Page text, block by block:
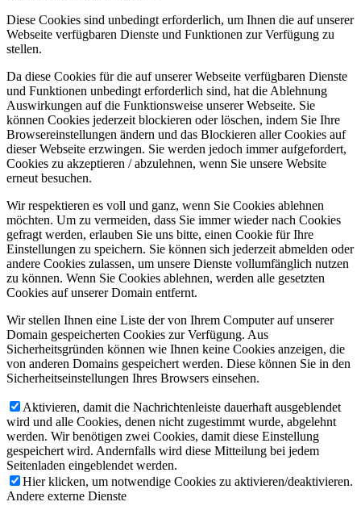
Diese Cookies sind unbedingt erforderlich, um Ihnen die auf unserer
Webseite verfügbaren Dienste und Funktionen zur Verfügung zu
stellen.
Da diese Cookies für die auf unserer Webseite verfügbaren Dienste
und Funktionen unbedingt erforderlich sind, hat die Ablehnung
Auswirkungen auf die Funktionsweise unserer Webseite. Sie
können Cookies jederzeit blockieren oder löschen, indem Sie Ihre
Browsereinstellungen ändern und das Blockieren aller Cookies auf
dieser Webseite erzwingen. Sie werden jedoch immer aufgefordert,
Cookies zu akzeptieren / abzulehnen, wenn Sie unsere Website
erneut besuchen.
Wir respektieren es voll und ganz, wenn Sie Cookies ablehnen
möchten. Um zu vermeiden, dass Sie immer wieder nach Cookies
gefragt werden, erlauben Sie uns bitte, einen Cookie für Ihre
Einstellungen zu speichern. Sie können sich jederzeit abmelden oder
andere Cookies zulassen, um unsere Dienste vollumfänglich nutzen
zu können. Wenn Sie Cookies ablehnen, werden alle gesetzten
Cookies auf unserer Domain entfernt.
Wir stellen Ihnen eine Liste der von Ihrem Computer auf unserer
Domain gespeicherten Cookies zur Verfügung. Aus
Sicherheitsgründen können wie Ihnen keine Cookies anzeigen, die
von anderen Domains gespeichert werden. Diese können Sie in den
Sicherheitseinstellungen Ihres Browsers einsehen.
Aktivieren, damit die Nachrichtenleiste dauerhaft ausgeblendet
wird und alle Cookies, denen nicht zugestimmt wurde, abgelehnt
werden. Wir benötigen zwei Cookies, damit diese Einstellung
gespeichert wird. Andernfalls wird diese Mitteilung bei jedem
Seitenladen eingeblendet werden.
Hier klicken, um notwendige Cookies zu aktivieren/deaktivieren.
Andere externe Dienste